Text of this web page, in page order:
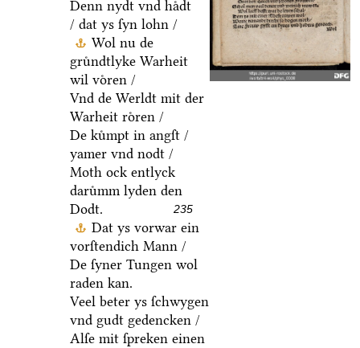
Denn nydt vnd haͤdt
/ dat ys ſyn lohn /
Wol nu de
gruͤndtlyke Warheit
wil voͤren /
Vnd de Werldt mit der
Warheit roͤren /
De kuͤmpt in angſt /
yamer vnd nodt /
Moth ock entlyck
daruͤmm lyden den
Dodt.
235
Dat ys vorwar ein
vorſtendich Mann /
De ſyner Tungen wol
raden kan.
Veel beter ys ſchwygen
vnd gudt gedencken /
Alſe mit ſpreken einen